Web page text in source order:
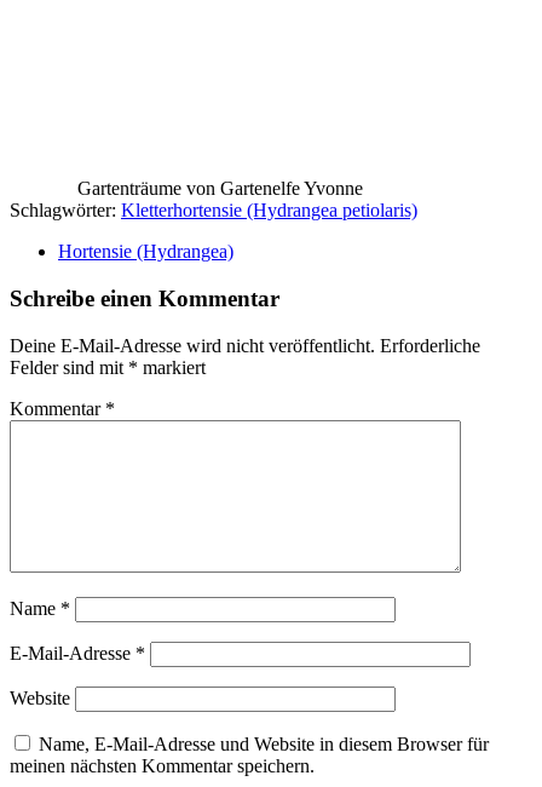
Gartenträume von Gartenelfe Yvonne
Schlagwörter: Kletterhortensie (Hydrangea petiolaris)
Hortensie (Hydrangea)
Schreibe einen Kommentar
Deine E-Mail-Adresse wird nicht veröffentlicht. Erforderliche
Felder sind mit * markiert
Kommentar *
Name *
E-Mail-Adresse *
Website
Name, E-Mail-Adresse und Website in diesem Browser für
meinen nächsten Kommentar speichern.